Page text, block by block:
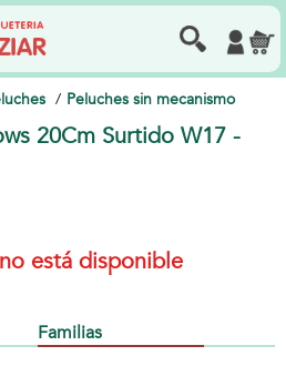
Peluches sin mecanismo
20Cm Surtido W17 -
está disponible
Familias